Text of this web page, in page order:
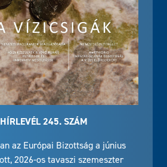
245. SZÁM
az Európai Bizottság a június
2026-os tavaszi szemeszter